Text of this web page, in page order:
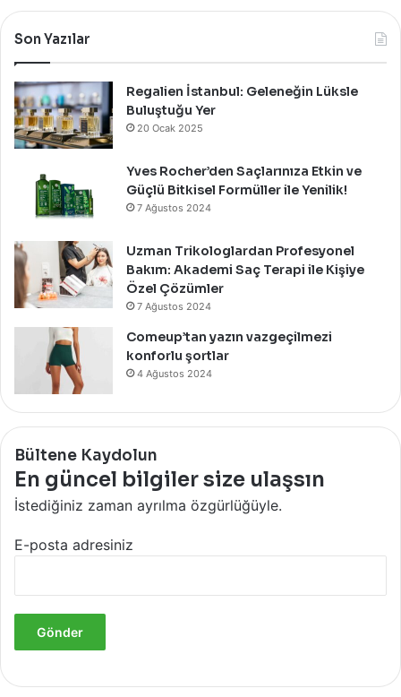
Özel
Bir
Kutladı!
Son Yazılar
Regalien İstanbul: Geleneğin Lüksle
Buluştuğu Yer
20 Ocak 2025
Yves Rocher’den Saçlarınıza Etkin ve
Güçlü Bitkisel Formüller ile Yenilik!
7 Ağustos 2024
Uzman Trikologlardan Profesyonel
Bakım: Akademi Saç Terapi ile Kişiye
Özel Çözümler
7 Ağustos 2024
Comeup’tan yazın vazgeçilmezi
konforlu şortlar
4 Ağustos 2024
Bültene Kaydolun
En güncel bilgiler size ulaşsın
İstediğiniz zaman ayrılma özgürlüğüyle.
E-posta adresiniz